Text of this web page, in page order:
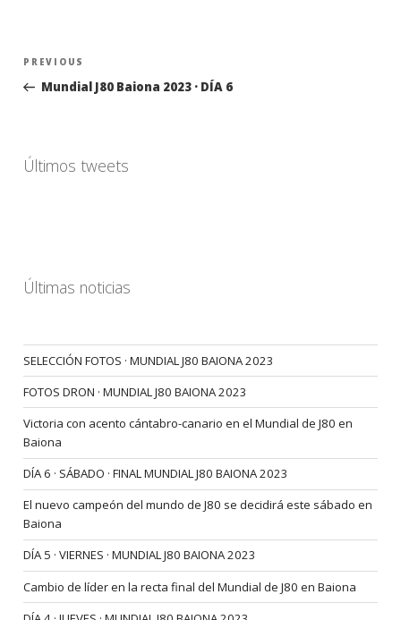
Navegación
entradas
Previous
Post
PREVIOUS
Mundial J80 Baiona 2023 · DÍA 6
Últimos tweets
Últimas noticias
SELECCIÓN FOTOS · MUNDIAL J80 BAIONA 2023
FOTOS DRON · MUNDIAL J80 BAIONA 2023
Victoria con acento cántabro-canario en el Mundial de J80 en
Baiona
DÍA 6 · SÁBADO · FINAL MUNDIAL J80 BAIONA 2023
El nuevo campeón del mundo de J80 se decidirá este sábado en
Baiona
DÍA 5 · VIERNES · MUNDIAL J80 BAIONA 2023
Cambio de líder en la recta final del Mundial de J80 en Baiona